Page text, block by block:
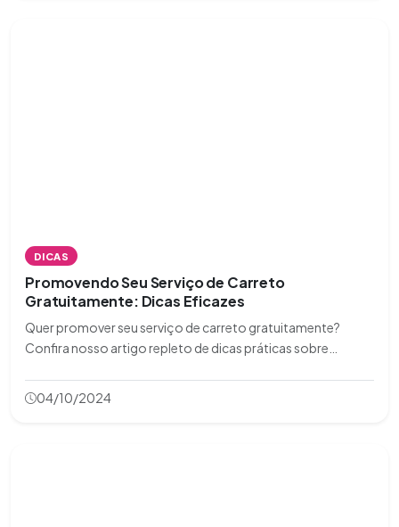
DICAS
Promovendo Seu Serviço de Carreto
Gratuitamente: Dicas Eficazes
Quer promover seu serviço de carreto gratuitamente?
Confira nosso artigo repleto de dicas práticas sobre
04/10/2024